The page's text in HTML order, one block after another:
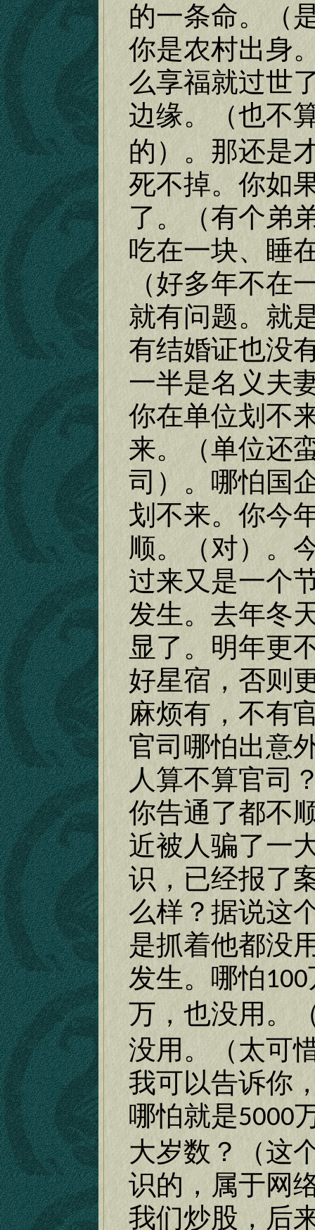
的一条命。（
你是农村出身
么享福就过世
边缘。（也不
的）。那还是
死不掉。你如
了。（有个弟
吃在一块、睡
（好多年不在
就有问题。就
有结婚证也没
一半是名义夫
你在单位划不
来。（单位还
司）。哪怕国
划不来。你今
顺。（对）。
过来又是一个
发生。去年冬
显了。明年更
好星宿，否则
麻烦有，不有
官司哪怕出意
人算不算官司
你告通了都不
近被人骗了一
识，已经报了
么样？据说这
是抓着他都没
发生。哪怕100
万，也没用。
没用。（太可
我可以告诉你
哪怕就是5000
大岁数？（这
识的，属于网
我们炒股，后